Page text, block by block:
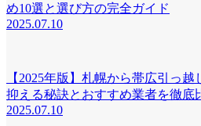
め10選と選び方の完全ガイド
2025.07.10
【2025年版】札幌から帯広引っ
抑える秘訣とおすすめ業者を徹底
2025.07.10